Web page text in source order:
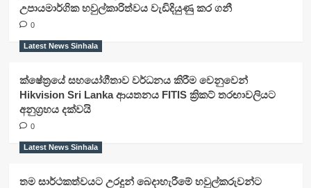
උපායමාර්ගික හවුල්කාරිත්වය වැඩිදියුණු කර ගනී
0
Latest News Sinhala
ක්ෂේත්‍රයේ සහයෝගීතාව වර්ධනය කිරීම වෙනුවෙන්
Hikvision Sri Lanka ආයතනය FITIS ක්‍රිකට් තරඟාවලියට
අනුග්‍රහය දක්වයි
0
Latest News Sinhala
තම සාර්ථකත්වයට උරදුන් බෙදාහැරීමේ හවුල්කරුවන්ට